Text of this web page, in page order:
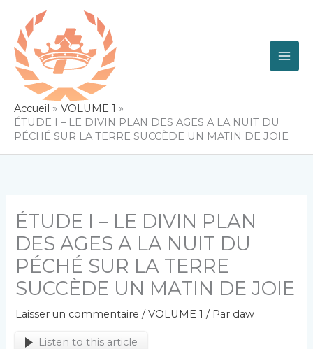
contenu
Accueil
VOLUME 1
ÉTUDE I – LE DIVIN PLAN DES AGES A LA NUIT DU
PÉCHÉ SUR LA TERRE SUCCÈDE UN MATIN DE JOIE
ÉTUDE I – LE DIVIN PLAN
DES AGES A LA NUIT DU
PÉCHÉ SUR LA TERRE
SUCCÈDE UN MATIN DE JOIE
Laisser un commentaire /VOLUME 1 / Par daw
Listen to this article